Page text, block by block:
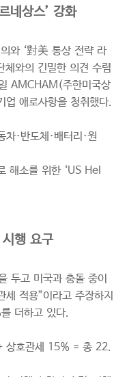
네상스’ 강화
와 ‘對美 통상 전략 라
체와의 긴밀한 의견 수렴
AMCHAM(주한미국상
업 애로사항을 청취했다.
·반도체·배터리·원
해소를 위한 ‘US Hel
행 요구
두고 미국과 충돌 중이
적용”이라고 주장하지
더하고 있다.
상호관세 15% = 총 22.